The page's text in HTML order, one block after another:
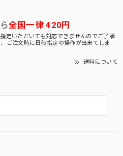
全国一律 420円
定いただいても対応できませんのでご了承
ご注文時に日時指定の操作が出来てしま
送料について